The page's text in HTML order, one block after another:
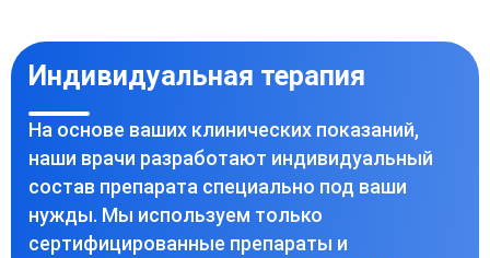
Индивидуальная терапия
На основе ваших клинических показаний,
наши врачи разработают индивидуальный
состав препарата специально под ваши
нужды. Мы используем только
сертифицированные препараты и